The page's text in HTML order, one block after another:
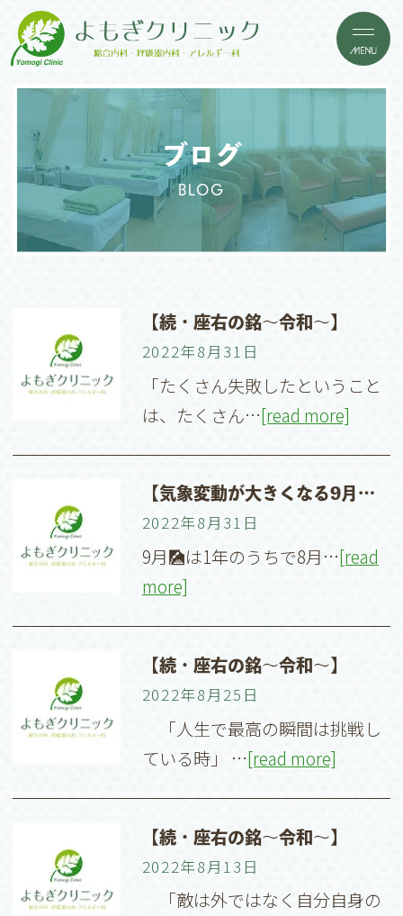
ブログ
BLOG
【続・座右の銘〜令和〜】
2022年8月31日
「たくさん失敗したということ
は、たくさん…[read more]
【気象変動が大きくなる9月🌰日々の管理で喘息コントロールを！】
2022年8月31日
9月🎑は1年のうちで8月…[read
more]
【続・座右の銘〜令和〜】
2022年8月25日
「人生で最高の瞬間は挑戦し
ている時」 …[read more]
【続・座右の銘〜令和〜】
2022年8月13日
「敵は外ではなく自分自身の